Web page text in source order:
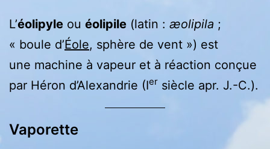
L’éolipyle ou éolipile (latin : æolipila ;
« boule d’Éole, sphère de vent ») est
une machine à vapeur et à réaction conçue
par Héron d’Alexandrie (Ier siècle apr. J.-C.).
Vaporette